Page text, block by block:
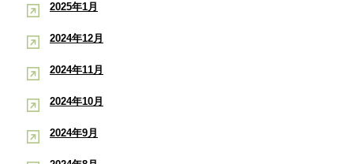
2025年1月
2024年12月
2024年11月
2024年10月
2024年9月